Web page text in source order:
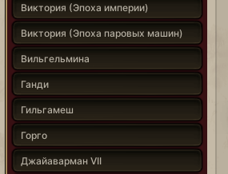
Виктория (Эпоха империи)
Виктория (Эпоха паровых машин)
Вильгельмина
Ганди
Гильгамеш
Горго
Джайаварман VII